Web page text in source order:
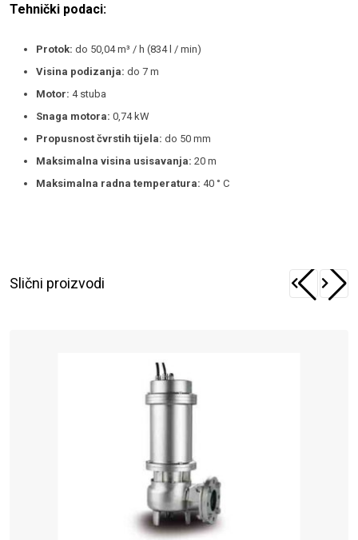
Tehnički podaci:
Protok: do 50,04 m³ / h (834 l / min)
Visina podizanja: do 7 m
Motor: 4 stuba
Snaga motora: 0,74 kW
Propusnost čvrstih tijela: do 50 mm
Maksimalna visina usisavanja: 20 m
Maksimalna radna temperatura: 40 ° C
Slični proizvodi